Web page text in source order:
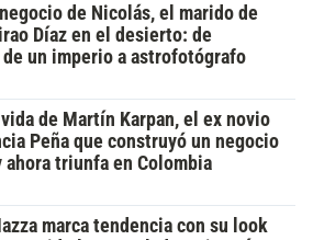
de Nicolás, el marido de
Díaz en el desierto: de
de un imperio a astrofotógrafo
de Martín Karpan, el ex novio
Peña que construyó un negocio
ahora triunfa en Colombia
marca tendencia con su look